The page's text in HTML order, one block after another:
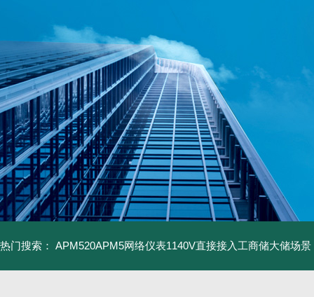
热门搜索： APM520APM5网络仪表1140V直接接入工商储大储场景